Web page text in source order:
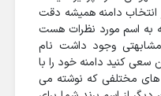
انتخاب دامنه همیشه دقت
به اسم مورد نظرات هست
وجود داشت نام
سعی کنید دامنه خود را با
مختلفی که نوشته می